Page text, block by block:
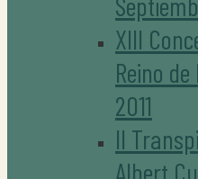
XIII
Reino
2011
II
Albert